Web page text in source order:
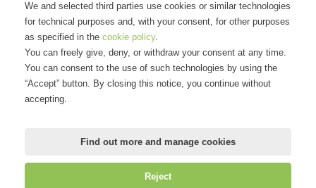
conseguenza le dinamiche del mercato italiano,
che ha super...
Daniele Gatti per Osservatori Politecnico di Milano
Read all
We and selected third parties use cookies or similar technologies
for technical purposes and, with your consent, for other purposes
as specified in the cookie policy.
You can freely give, deny, or withdraw your consent at any time.
You can consent to the use of such technologies by using the
“Accept” button. By closing this notice, you continue without
accepting.
Find out more and manage cookies
Reject